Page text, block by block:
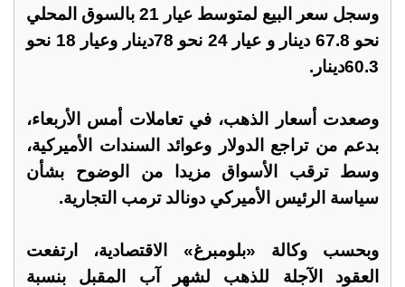
وسجل سعر البيع لمتوسط عيار 21 بالسوق المحلي
نحو 67.8 دينار و عيار 24 نحو 78دينار وعيار 18 نحو
60.3دينار.
وصعدت أسعار الذهب، في تعاملات أمس الأربعاء،
بدعم من تراجع الدولار وعوائد السندات الأميركية،
وسط ترقب الأسواق مزيدا من الوضوح بشأن
سياسة الرئيس الأميركي دونالد ترمب التجارية.
وبحسب وكالة «بلومبرغ» الاقتصادية، ارتفعت
العقود الآجلة للذهب لشهر آب المقبل بنسبة